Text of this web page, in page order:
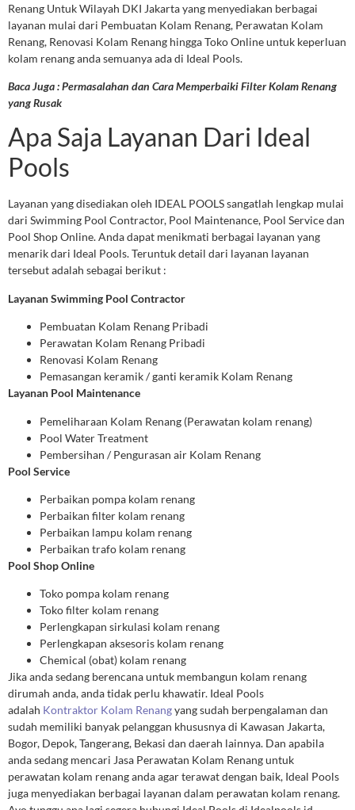
Renang Untuk Wilayah DKI Jakarta yang menyediakan berbagai
layanan mulai dari Pembuatan Kolam Renang, Perawatan Kolam
Renang, Renovasi Kolam Renang hingga Toko Online untuk keperluan
kolam renang anda semuanya ada di Ideal Pools.
Baca Juga : Permasalahan dan Cara Memperbaiki Filter Kolam Renang
yang Rusak
Apa Saja Layanan Dari Ideal
Pools
Layanan yang disediakan oleh IDEAL POOLS sangatlah lengkap mulai
dari Swimming Pool Contractor, Pool Maintenance, Pool Service dan
Pool Shop Online. Anda dapat menikmati berbagai layanan yang
menarik dari Ideal Pools. Teruntuk detail dari layanan layanan
tersebut adalah sebagai berikut :
Layanan Swimming Pool Contractor
Pembuatan Kolam Renang Pribadi
Perawatan Kolam Renang Pribadi
Renovasi Kolam Renang
Pemasangan keramik / ganti keramik Kolam Renang
Layanan Pool Maintenance
Pemeliharaan Kolam Renang (Perawatan kolam renang)
Pool Water Treatment
Pembersihan / Pengurasan air Kolam Renang
Pool Service
Perbaikan pompa kolam renang
Perbaikan filter kolam renang
Perbaikan lampu kolam renang
Perbaikan trafo kolam renang
Pool Shop Online
Toko pompa kolam renang
Toko filter kolam renang
Perlengkapan sirkulasi kolam renang
Perlengkapan aksesoris kolam renang
Chemical (obat) kolam renang
Jika anda sedang berencana untuk membangun kolam renang
dirumah anda, anda tidak perlu khawatir. Ideal Pools
adalah Kontraktor Kolam Renangyang sudah berpengalaman dan
sudah memiliki banyak pelanggan khususnya di Kawasan Jakarta,
Bogor, Depok, Tangerang, Bekasi dan daerah lainnya. Dan apabila
anda sedang mencari Jasa Perawatan Kolam Renang untuk
perawatan kolam renang anda agar terawat dengan baik, Ideal Pools
juga menyediakan berbagai layanan dalam perawatan kolam renang.